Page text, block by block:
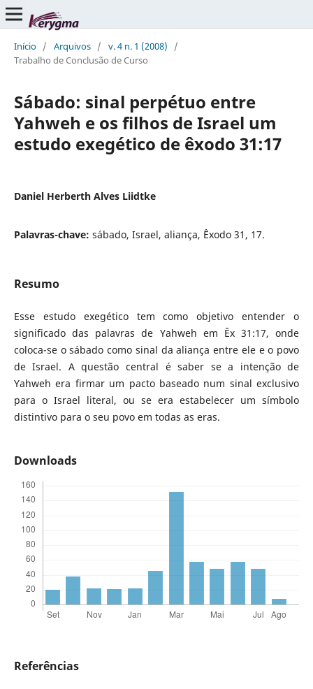
Início / Arquivos / v. 4 n. 1 (2008)
/
Trabalho de Conclusão de Curso
Sábado: sinal perpétuo entre
Yahweh e os filhos de Israel um
estudo exegético de êxodo 31:17
Daniel Herberth Alves Liidtke
Palavras-chave: sábado, Israel, aliança, Êxodo 31, 17.
Resumo
Esse estudo exegético tem como objetivo entender o
significado das palavras de Yahweh em Êx 31:17, onde
coloca-se o sábado como sinal da aliança entre ele e o povo
de Israel. A questão central é saber se a intenção de
Yahweh era firmar um pacto baseado num sinal exclusivo
para o Israel literal, ou se era estabelecer um símbolo
distintivo para o seu povo em todas as eras.
Downloads
Referências